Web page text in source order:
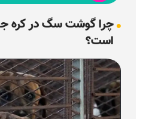
چرا گوشت سگ در کره
است؟